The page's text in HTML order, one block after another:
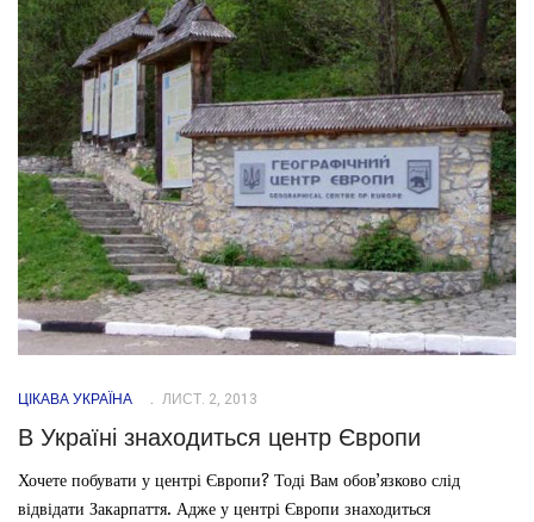
ЦІКАВА УКРАЇНА ЛИСТ. 2, 2013
В Україні знаходиться центр Європи
Хочете побувати у центрі Європи? Тоді Вам обов’язково слід
відвідати Закарпаття. Адже у центрі Європи знаходиться